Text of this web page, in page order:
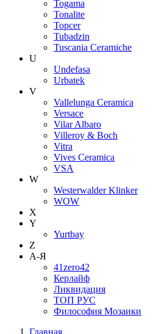
Togama
Tonalite
Topcer
Tubadzin
Tuscania Ceramiche
U
Undefasa
Urbatek
V
Vallelunga Ceramica
Versace
Vilar Albaro
Villeroy & Boch
Vitra
Vives Ceramica
VSA
W
Westerwalder Klinker
WOW
X
Y
Yurtbay
Z
А-Я
41zero42
Керлайф
Ликвидация
ТОП РУС
Философия Мозаики
Главная